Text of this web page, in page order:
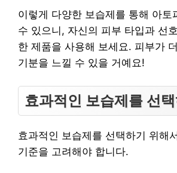
이렇게 다양한 보습제를 통해 아토
수 있으니, 자신의 피부 타입과 선
한 제품을 사용해 보세요. 피부가
기분을 느낄 수 있을 거예요!
효과적인 보습제를 선
효과적인 보습제를 선택하기 위해
기준을 고려해야 합니다.